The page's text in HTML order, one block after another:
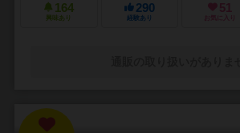
164
興味あり
290
経験あり
51
お気に入り